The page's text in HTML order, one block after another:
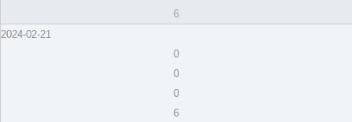
6
2024-02-21
0
0
0
6